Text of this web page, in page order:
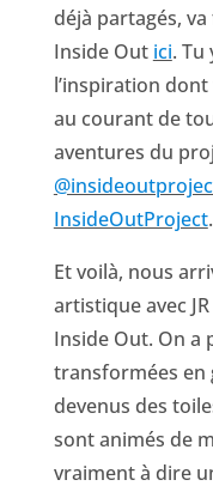
déjà partagés,
Inside Out ici.
l’inspiration
au courant de
aventures du
InsideOutProject.
Et voilà, nous
artistique avec
Inside Out. On a
transformées en
devenus des
sont animés de
vraiment à dire